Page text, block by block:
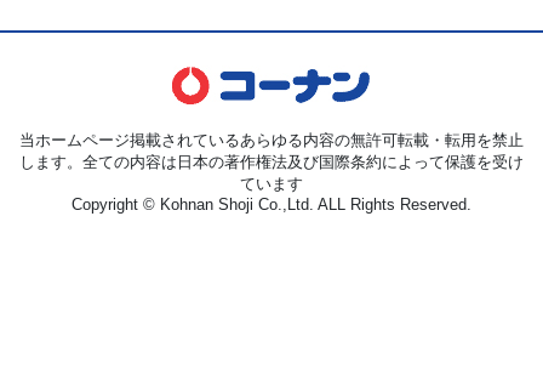
当ホームページ掲載されているあらゆる内容の無許可転載・転用を禁止
します。全ての内容は日本の著作権法及び国際条約によって保護を受け
ています
Copyright © Kohnan Shoji Co.,Ltd. ALL Rights Reserved.